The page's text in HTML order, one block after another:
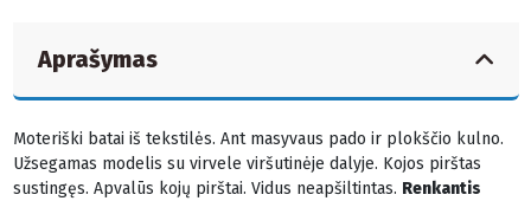
Aprašymas
Moteriški batai iš tekstilės. Ant masyvaus pado ir plokščio kulno.
Užsegamas modelis su virvele viršutinėje dalyje. Kojos pirštas
sustingęs. Apvalūs kojų pirštai. Vidus neapšiltintas. Renkantis